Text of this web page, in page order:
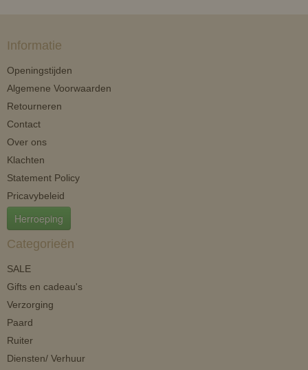
Informatie
Openingstijden
Algemene Voorwaarden
Retourneren
Contact
Over ons
Klachten
Statement Policy
Pricavybeleid
Herroeping
Categorieën
SALE
Gifts en cadeau's
Verzorging
Paard
Ruiter
Diensten/ Verhuur